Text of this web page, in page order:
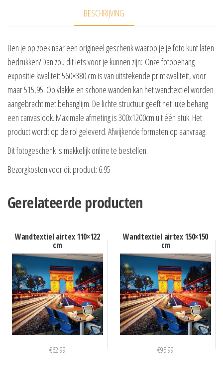
BESCHRIJVING
Ben je op zoek naar een origineel geschenk waarop je je foto kunt laten
bedrukken? Dan zou dit iets voor je kunnen zijn: Onze fotobehang
expositie kwaliteit 560×380 cm is van uitstekende printkwaliteit, voor
maar 515,95. Op vlakke en schone wanden kan het wandtextiel worden
aangebracht met behanglijm. De lichte structuur geeft het luxe behang
een canvaslook. Maximale afmeting is 300x1200cm uit één stuk. Het
product wordt op de rol geleverd. Afwijkende formaten op aanvraag.
Dit fotogeschenk is makkelijk online te bestellen.
Bezorgkosten voor dit product: 6.95
Gerelateerde producten
Wandtextiel airtex 110×122
cm
€62.99
Wandtextiel airtex 150×150
cm
€95.99